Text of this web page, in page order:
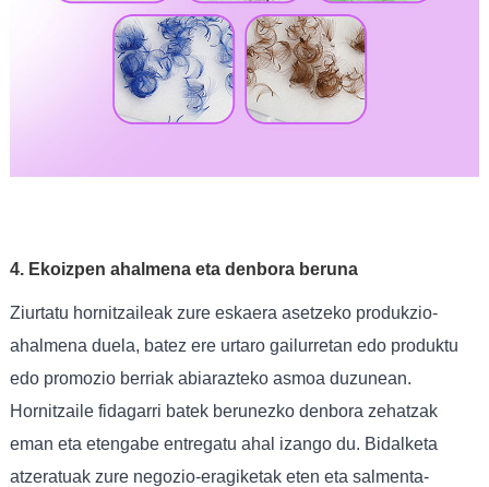
4. Ekoizpen ahalmena eta denbora beruna
Ziurtatu hornitzaileak zure eskaera asetzeko produkzio-
ahalmena duela, batez ere urtaro gailurretan edo produktu
edo promozio berriak abiarazteko asmoa duzunean.
Hornitzaile fidagarri batek berunezko denbora zehatzak
eman eta etengabe entregatu ahal izango du. Bidalketa
atzeratuak zure negozio-eragiketak eten eta salmenta-